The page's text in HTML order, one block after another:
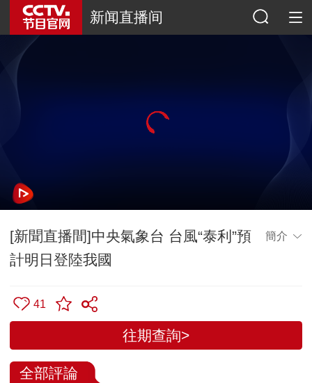
新闻直播间
[新聞直播間]中央氣象台 台風“泰利”預
計明日登陸我國
簡介
41
往期查詢>
全部評論